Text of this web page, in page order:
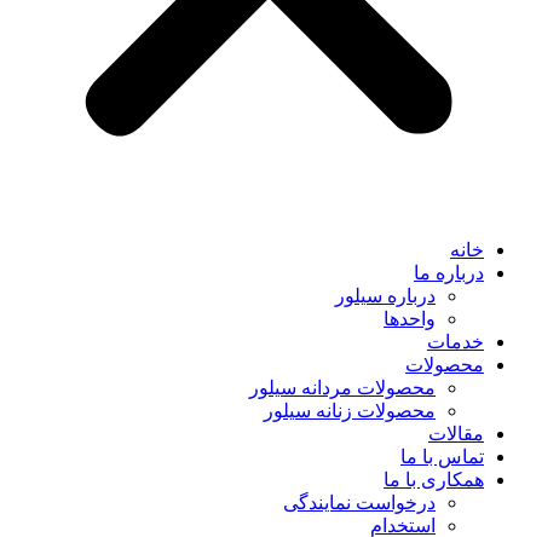
خانه
درباره ما
درباره سیلور
واحدها
خدمات
محصولات
محصولات مردانه سیلور
محصولات زنانه سیلور
مقالات
تماس با ما
همکاری با ما
درخواست نمایندگی
استخدام